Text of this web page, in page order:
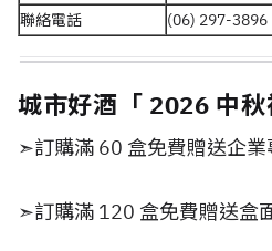
聯絡電話
(06) 297-3896
城市好酒「 2026 中
➣訂購滿 60 盒免費贈送企業
➣訂購滿 120 盒免費贈送盒